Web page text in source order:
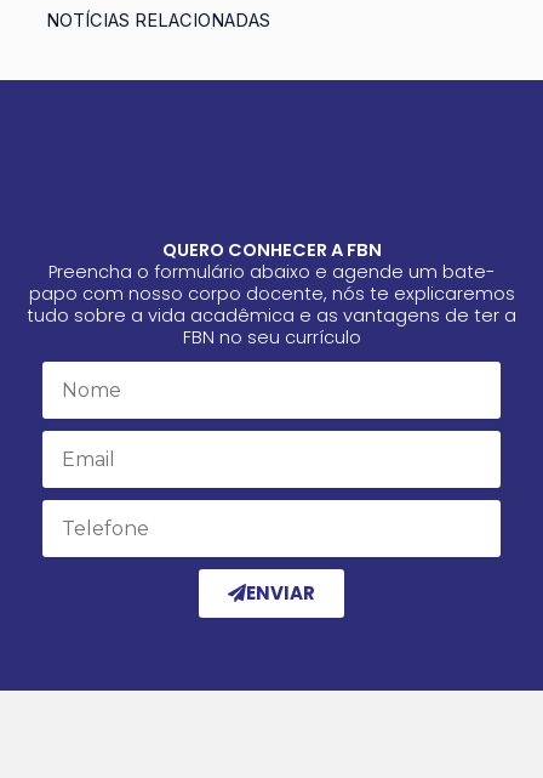
NOTÍCIAS RELACIONADAS
QUERO CONHECER A FBN
Preencha o formulário abaixo e agende um bate-
papo com nosso corpo docente, nós te explicaremos
tudo sobre a vida acadêmica e as vantagens de ter a
FBN no seu currículo
ENVIAR